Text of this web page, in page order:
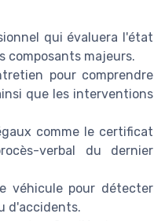
qui évaluera l'état
composants majeurs.
pour comprendre
que les interventions
comme le certificat
verbal du dernier
véhicule pour détecter
d'accidents.